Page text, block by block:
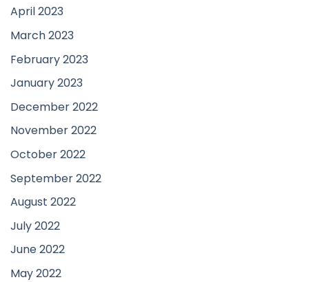
April 2023
March 2023
February 2023
January 2023
December 2022
November 2022
October 2022
September 2022
August 2022
July 2022
June 2022
May 2022